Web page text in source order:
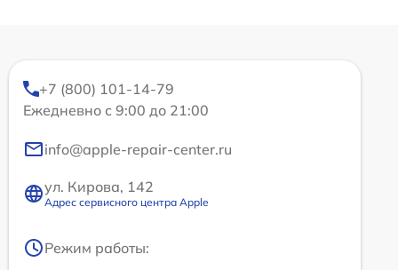
+7 (800) 101-14-79
Ежедневно с 9:00 до 21:00
info@apple-repair-center.ru
ул. Кирова, 142
Адрес сервисного центра Apple
Режим работы: